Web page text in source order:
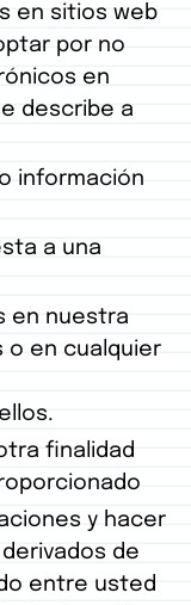
en sitios web
por no
en
describe a
información
a una
en nuestra
o en cualquier
finalidad
y hacer
de
entre usted